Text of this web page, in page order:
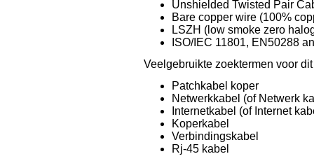
Unshielded Twisted Pair
Bare copper wire (100%
LSZH (low smoke zero
ISO/IEC 11801, EN50288
Veelgebruikte zoektermen voor
Patchkabel koper
Netwerkkabel (of Netwerk
Internetkabel (of Internet
Koperkabel
Verbindingskabel
Rj-45 kabel